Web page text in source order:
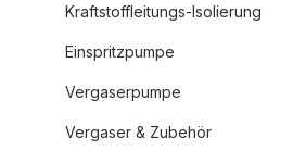
Kraftstoffleitungs-Isolierung
Einspritzpumpe
Vergaserpumpe
Vergaser & Zubehör